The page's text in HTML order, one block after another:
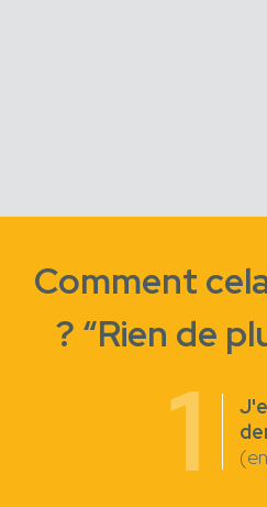
Comment
? “Rien de
1